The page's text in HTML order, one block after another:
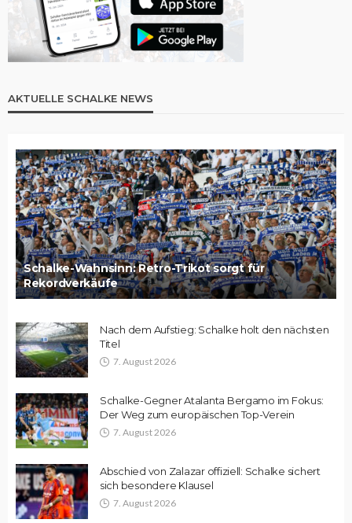
AKTUELLE SCHALKE NEWS
Schalke-Wahnsinn: Retro-Trikot sorgt für
Rekordverkäufe
Nach dem Aufstieg: Schalke holt den nächsten
Titel
7. August 2026
Schalke-Gegner Atalanta Bergamo im Fokus:
Der Weg zum europäischen Top-Verein
7. August 2026
Abschied von Zalazar offiziell: Schalke sichert
sich besondere Klausel
7. August 2026